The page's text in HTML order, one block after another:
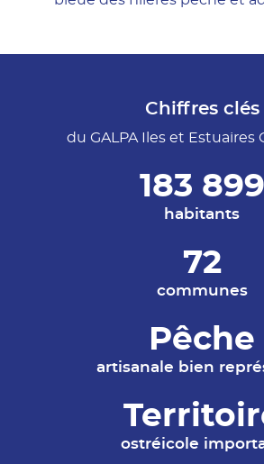
Chiffres clés
du GALPA Iles et Estuaires
183 899
habitants
72
communes
Pêche
artisanale bien
ostréicole